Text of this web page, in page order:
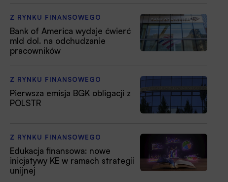
Z RYNKU FINANSOWEGO
Bank of America wydaje ćwierć
mld dol. na odchudzanie
pracowników
Z RYNKU FINANSOWEGO
Pierwsza emisja BGK obligacji z
POLSTR
Z RYNKU FINANSOWEGO
Edukacja finansowa: nowe
inicjatywy KE w ramach strategii
unijnej